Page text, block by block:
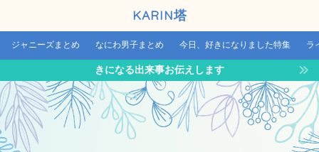
KARIN塔
ジャニーズまとめ なにわ男子まとめ 今日、好きになりました特集 ラ
きになる出来事お伝えします